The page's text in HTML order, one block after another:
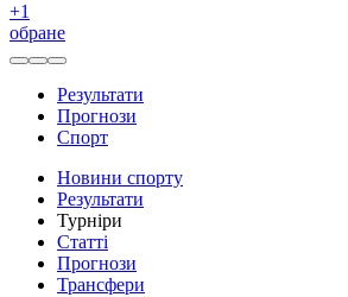
+1
обране
Результати
Прогнози
Спорт
Новини спорту
Результати
Турніри
Статті
Прогнози
Трансфери